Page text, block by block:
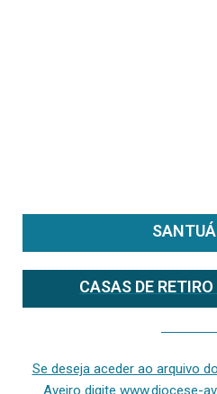
CASAS DE
Se deseja aceder ao arquivo
Aveiro digite www.diocese-